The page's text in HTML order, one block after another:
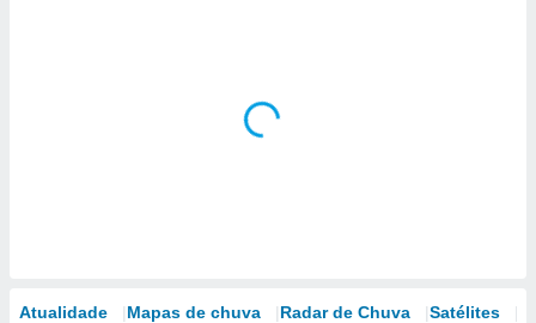
Atualidade Mapas de chuva Radar de Chuva Satélites